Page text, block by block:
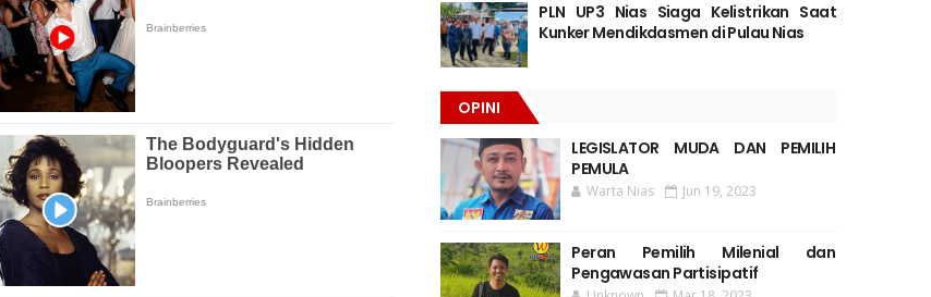
PLN UP3 Nias Siaga Kelistrikan Saat
Kunker Mendikdasmen di Pulau Nias
OPINI
LEGISLATOR MUDA DAN PEMILIH
PEMULA
Warta Nias Jun 19, 2023
Peran Pemilih Milenial dan
Pengawasan Partisipatif